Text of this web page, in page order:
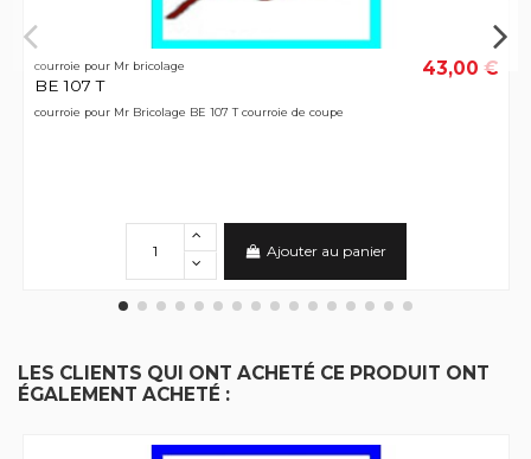
courroie pour Mr bricolage
BE 107 T
43,00 €
courroie pour Mr Bricolage BE 107 T courroie de coupe
Ajouter au panier
LES CLIENTS QUI ONT ACHETÉ CE PRODUIT ONT
ÉGALEMENT ACHETÉ :